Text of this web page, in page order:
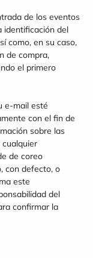
de los eventos
identificación del
como, en su caso,
de compra,
el primero
e-mail esté
con el fin de
sobre las
cualquier
de coreo
con defecto, o
este
del
confirmar la